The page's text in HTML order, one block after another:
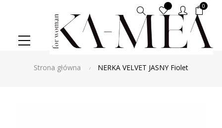
Szukaj 0
Strona główna NERKA VELVET JASNY Fiolet